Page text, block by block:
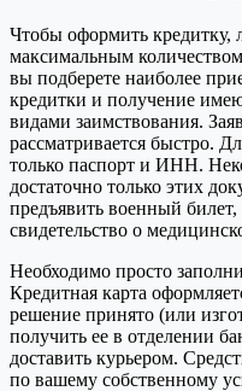
Чтобы оформить кредитку,
максимальным
вы подберете наиболее
кредитки и получение
видами заимствования.
рассматривается быстро.
только паспорт и ИНН.
достаточно только этих
предъявить военный
свидетельство о
Необходимо просто
Кредитная карта
решение принято (или
получить ее в отделении
доставить курьером.
по вашему собственному